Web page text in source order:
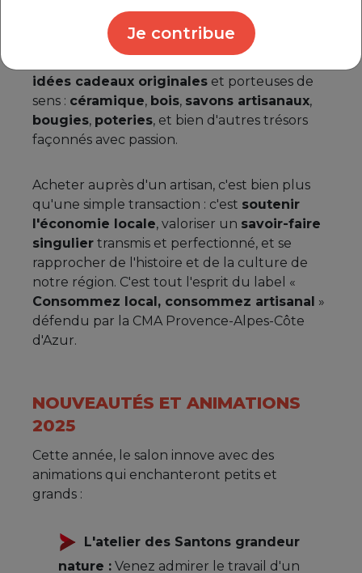
Je contribue
pour vos tables de fête.
idées cadeaux originales et porteuses de
sens : céramique, bois, savons artisanaux,
bougies, poteries, et bien d'autres trésors
façonnés avec passion.
Acheter auprès d'un artisan, c'est bien plus
qu'une simple transaction : c'est soutenir
l'économie locale, valoriser un savoir-faire
singulier transmis et perfectionné, et se
rapprocher de l'histoire et de la culture de
notre région. C'est tout l'esprit du label «
Consommez local, consommez artisanal »
défendu par la CMA Provence-Alpes-Côte
d'Azur.
NOUVEAUTÉS ET ANIMATIONS
2025
Cette année, le salon innove avec des
animations qui enchanteront petits et
grands :
L'atelier des Santons grandeur
nature : Venez admirer le travail d'un